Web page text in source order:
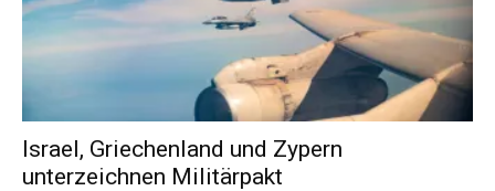
Israel, Griechenland und Zypern
unterzeichnen Militärpakt